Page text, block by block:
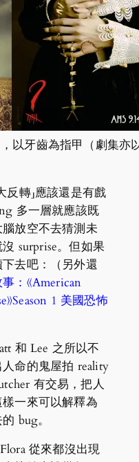
以牙齒為指甲（劇集亦
反轉」應該還是有戲
多一層就應該既
放空不去猜測未
surprise。但如果
去吧：（另外還
：《American
Season 1 美國恐怖
和 Lee 之所以不
命的鬼屋拍 reality
有交易，把人
一來可以解釋為
bug。
從來都沒出現